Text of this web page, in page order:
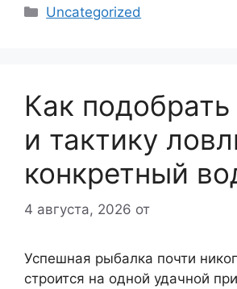
Рубрики
Uncategorized
Как подобрать
и тактику
конкретный
4 августа, 2026 от
Успешная рыбалка почти
строится на одной удачной